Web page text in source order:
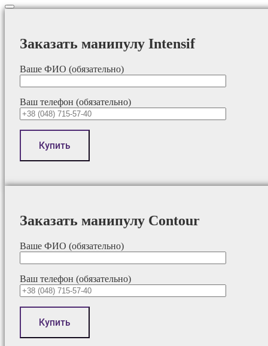
Заказать манипулу Intensif
Ваше ФИО (обязательно)
Ваш телефон (обязательно)
Заказать манипулу Contour
Ваше ФИО (обязательно)
Ваш телефон (обязательно)